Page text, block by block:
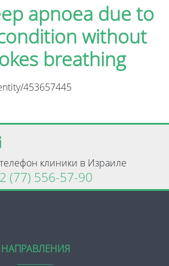
apnoea due to
without
breathing
453657445
клиники в Израиле
(77) 556-57-90
НАПРАВЛЕНИЯ